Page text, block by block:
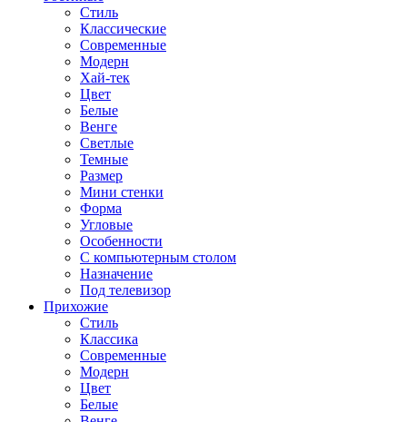
Стиль
Классические
Современные
Модерн
Хай-тек
Цвет
Белые
Венге
Светлые
Темные
Размер
Мини стенки
Форма
Угловые
Особенности
С компьютерным столом
Назначение
Под телевизор
Прихожие
Стиль
Классика
Современные
Модерн
Цвет
Белые